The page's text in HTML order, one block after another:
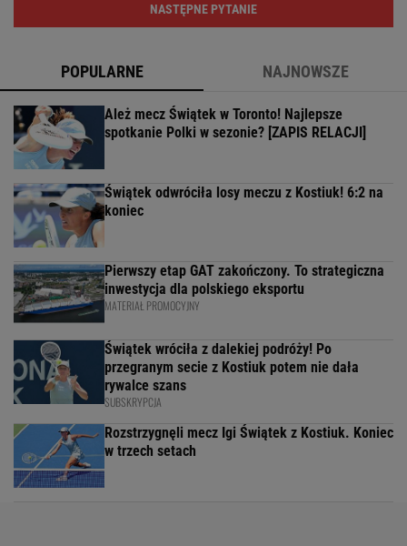
NASTĘPNE PYTANIE
POPULARNE NAJNOWSZE
Ależ mecz Świątek w Toronto! Najlepsze
spotkanie Polki w sezonie? [ZAPIS RELACJI]
Świątek odwróciła losy meczu z Kostiuk! 6:2 na
koniec
Pierwszy etap GAT zakończony. To strategiczna
inwestycja dla polskiego eksportu
MATERIAŁ PROMOCYJNY
Świątek wróciła z dalekiej podróży! Po
przegranym secie z Kostiuk potem nie dała
rywalce szans
SUBSKRYPCJA
Rozstrzygnęli mecz Igi Świątek z Kostiuk. Koniec
w trzech setach